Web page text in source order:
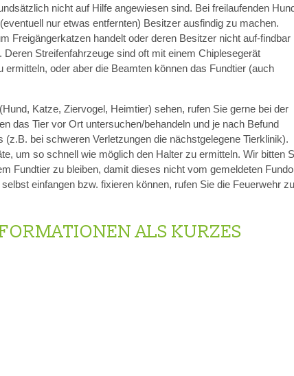
nicht auf Hilfe angewiesen sind. Bei freilaufenden
nur etwas entfernten) Besitzer ausfindig zu machen.
Freigängerkatzen handelt oder deren Besitzer nicht auf‐findbar
Streifenfahrzeuge sind oft mit einem Chiplesegerät
oder aber die Beamten können das Fundtier (auch
Katze, Ziervogel, Heimtier) sehen, rufen Sie gerne bei der
das Tier vor Ort untersuchen/behandeln und je nach Befund
bei schweren Verletzungen die nächstgelegene Tierklinik).
um so schnell wie möglich den Halter zu ermitteln. Wir bitten
Fundtier zu bleiben, damit dieses nicht vom gemeldeten
einfangen bzw. fixieren können, rufen Sie die Feuerwehr zu
ALS KURZES